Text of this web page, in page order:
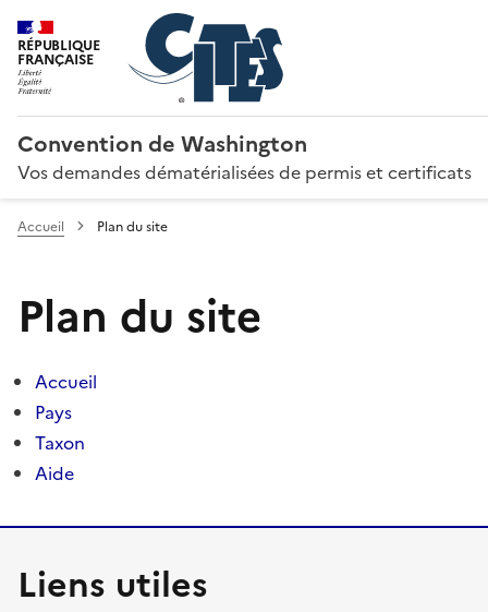
RÉPUBLIQUE
FRANÇAISE
Convention de Washington
Vos demandes dématérialisées de permis et certificats
Accueil Plan du site
Plan du site
Accueil
Pays
Taxon
Aide
Liens utiles